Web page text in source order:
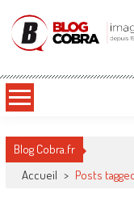
Blog Cobra
Blog Cobra.fr
Accueil > Posts